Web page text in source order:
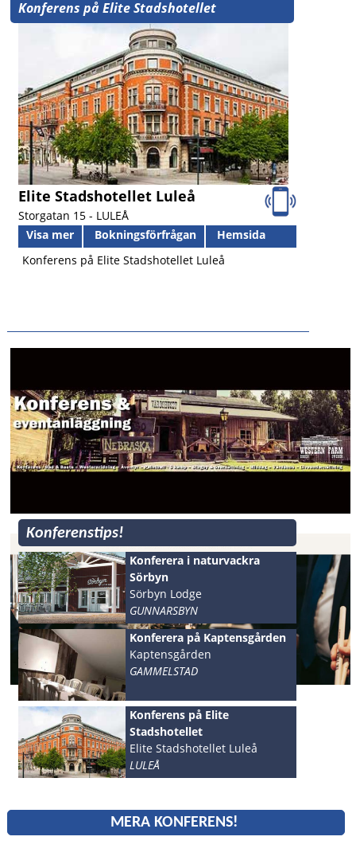
Konferens på Elite Stadshotellet
Elite Stadshotellet Luleå
Storgatan 15 - LULEÅ
Visa mer
Bokningsförfrågan
Hemsida
Konferens på Elite Stadshotellet Luleå
Konferenstips!
Konferera i naturvackra
Sörbyn
Sörbyn Lodge
GUNNARSBYN
Konferera på Kaptensgården
Kaptensgården
GAMMELSTAD
Konferens på Elite
Stadshotellet
Elite Stadshotellet Luleå
LULEÅ
MERA KONFERENS!